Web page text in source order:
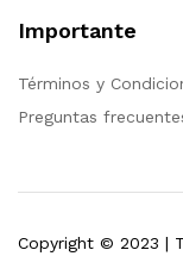
Importante
Términos y
Preguntas
Copyright © 2023 |